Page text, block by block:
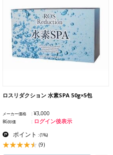
ロスリダクション 水素SPA 50g×5包
メーカー価格 ¥3,000
BG卸価 ログイン後表示
ポイント :(1%)
(9)